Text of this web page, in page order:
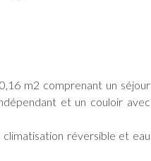
m2 comprenant un séjour
et un couloir avec
réversible et eau